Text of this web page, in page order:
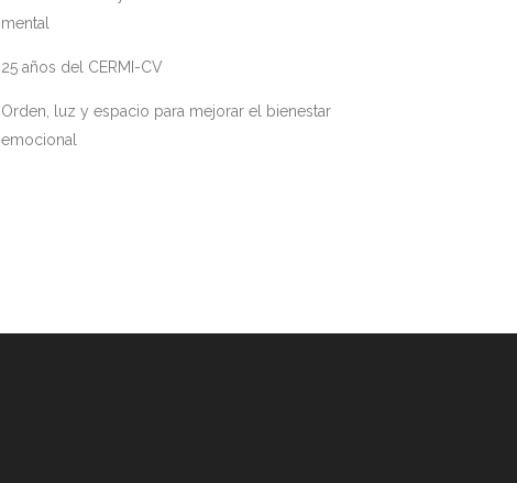
mental
25 años del CERMI-CV
Orden, luz y espacio para mejorar el bienestar
emocional